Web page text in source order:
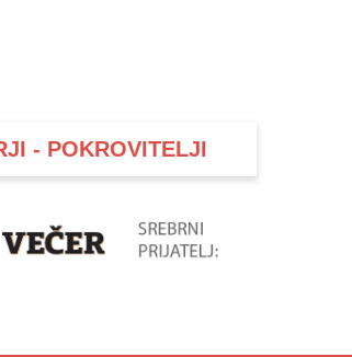
- POKROVITELJI